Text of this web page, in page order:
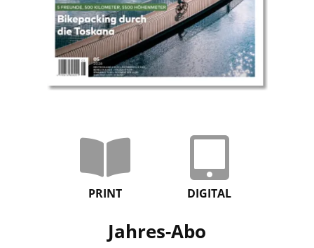
PRINT DIGITAL
Jahres-Abo